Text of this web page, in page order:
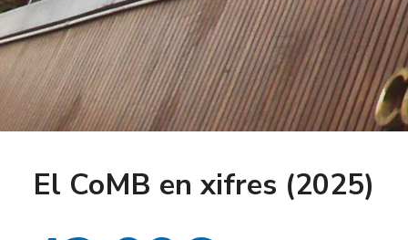
El CoMB en xifres (2025)